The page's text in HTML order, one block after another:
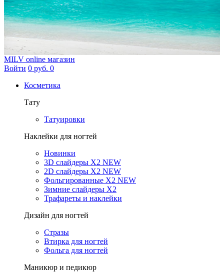
MILV online магазин
Войти 0 руб. 0
Косметика
Тату
Татуировки
Наклейки для ногтей
Новинки
3D слайдеры X2 NEW
2D слайдеры X2 NEW
Фольгированные X2 NEW
Зимние слайдеры Х2
Трафареты и наклейки
Дизайн для ногтей
Стразы
Втирка для ногтей
Фольга для ногтей
Маникюр и педикюр